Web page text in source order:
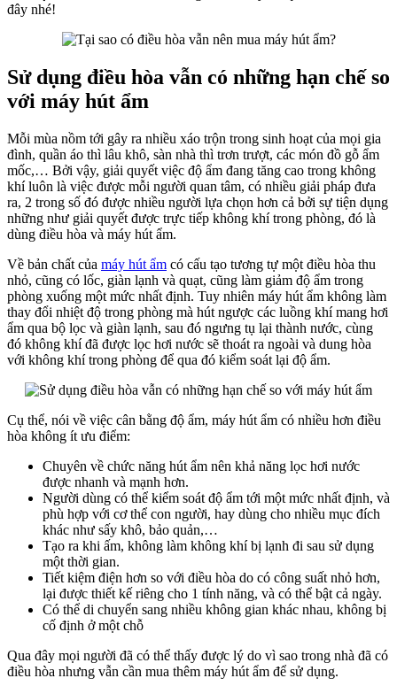
đây nhé!
Sử dụng điều hòa vẫn có những hạn chế so
với máy hút ẩm
Mỗi mùa nồm tới gây ra nhiều xáo trộn trong sinh hoạt của mọi gia
đình, quần áo thì lâu khô, sàn nhà thì trơn trượt, các món đồ gỗ ẩm
mốc,… Bởi vậy, giải quyết việc độ ẩm đang tăng cao trong không
khí luôn là việc được mỗi người quan tâm, có nhiều giải pháp đưa
ra, 2 trong số đó được nhiều người lựa chọn hơn cả bởi sự tiện dụng
những như giải quyết được trực tiếp không khí trong phòng, đó là
dùng điều hòa và máy hút ẩm.
Về bản chất của máy hút ẩm có cấu tạo tương tự một điều hòa thu
nhỏ, cũng có lốc, giàn lạnh và quạt, cũng làm giảm độ ẩm trong
phòng xuống một mức nhất định. Tuy nhiên máy hút ẩm không làm
thay đổi nhiệt độ trong phòng mà hút ngược các luồng khí mang hơi
ẩm qua bộ lọc và giàn lạnh, sau đó ngưng tụ lại thành nước, cùng
đó không khí đã được lọc hơi nước sẽ thoát ra ngoài và dung hòa
với không khí trong phòng để qua đó kiểm soát lại độ ẩm.
Cụ thể, nói về việc cân bằng độ ẩm, máy hút ẩm có nhiều hơn điều
hòa không ít ưu điểm:
Chuyên về chức năng hút ẩm nên khả năng lọc hơi nước
được nhanh và mạnh hơn.
Người dùng có thể kiểm soát độ ẩm tới một mức nhất định, và
phù hợp với cơ thể con người, hay dùng cho nhiều mục đích
khác như sấy khô, bảo quản,…
Tạo ra khi ấm, không làm không khí bị lạnh đi sau sử dụng
một thời gian.
Tiết kiệm điện hơn so với điều hòa do có công suất nhỏ hơn,
lại được thiết kế riêng cho 1 tính năng, và có thể bật cả ngày.
Có thể di chuyển sang nhiều không gian khác nhau, không bị
cố định ở một chỗ
Qua đây mọi người đã có thể thấy được lý do vì sao trong nhà đã có
điều hòa nhưng vẫn cần mua thêm máy hút ẩm để sử dụng.